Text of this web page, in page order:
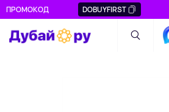
ПРОМОКОД DOBUYFIRST